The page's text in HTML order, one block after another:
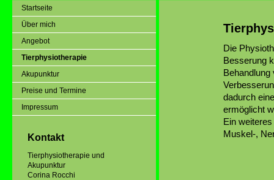
Startseite
Über mich
Angebot
Tierphysiotherapie
Akupunktur
Preise und Termine
Impressum
Kontakt
Tierphysiotherapie und
Akupunktur
Corina Rocchi
Die
Besserung
dadurch
ermöglicht
Ein
Muskel-,